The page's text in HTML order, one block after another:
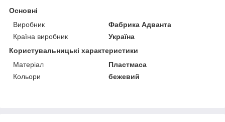
Основні
Виробник
Фабрика Адванта
Країна виробник
Україна
Користувальницькі характеристики
Матеріал
Пластмаса
Кольори
бежевий